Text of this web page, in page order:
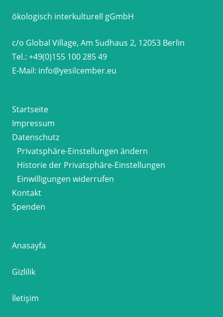
ökologisch interkulturell gGmbH
c/o Global Village, Am Sudhaus 2, 12053 Berlin
Tel.: +49(0)155 100 285 49
E-Mail: info@yesilcember.eu
Startseite
Impressum
Datenschutz
Privatsphäre-Einstellungen ändern
Historie der Privatsphäre-Einstellungen
Einwilligungen widerrufen
Kontakt
Spenden
Anasayfa
Gizlilik
İletişim